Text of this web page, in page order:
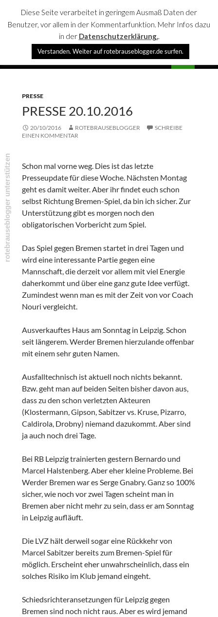
rotebrauseblogger
SPRINGE
PRESSE
PRESSE 20.10.2016
20/10/2016 ROTEBRAUSEBLOGGER
SCHREIBE
EINEN KOMMENTAR
Schon mal vorne weg. Dies ist das letzte
Presseupdate für diese Woche. Nächsten Montag
geht es damit weiter. Aber ihr findet euch schon
selbst Richtung Bremen-Spiel, da bin ich sicher. Zur
Unterstützung gibt es morgen noch den
obligatorischen Vorbericht zum Spiel.
Das Spiel gegen Bremen startet in drei Tagen und
wird eine interessante Partie gegen eine
Mannschaft, die derzeit vor allem mit viel Energie
daherkommt und über eine ganz gute Idee verfügt.
Zumindest wenn man es mit der Zeit von vor Coach
Nouri vergleicht.
Ausverkauftes Haus am Sonntag in Leipzig. Schon
seit längerem. Werder Bremen hierzulande offenbar
mit einem sehr guten Namen.
Ausfalltechnisch ist aktuell noch nichts bekannt.
Bzw. geht man auf beiden Seiten bisher davon aus,
dass zu den schon verletzten Akteuren
(Klostermann, Gipson, Sabitzer vs. Kruse, Pizarro,
Caldirola, Drobny) niemand dazukommt. Aber sind
ja auch noch drei Tage.
Bei RB Leipzig trainierten gestern Bernardo und
Marcel Halstenberg. Aber eher kleine Probleme. Bei
Werder Bremen war es Serge Gnabry. Ganz so 100%
sicher, wie noch vor zwei Tagen scheint man in
Bremen aber nicht mehr zu sein, dass er am Sonntag
in Leipzig aufläuft.
Die LVZ hält derweil sogar eine Rückkehr von
Marcel Sabitzer bereits zum Bremen-Spiel für
möglich. Erscheint eher unwahrscheinlich, dass ein
solches Risiko im Klub jemand eingeht.
Schiedsrichteransetzungen für Leipzig gegen
Bremen sind noch nicht raus. Aber es wird jemand
Diese Seite verarbeitet in geringem Ausmaß Daten der
Benutzer, vor allem in der Kommentarfunktion. Mehr Infos dazu
in der Datenschutzerklärung..
Verstanden. Weiter auf rotebrauseblogger.de surfen.
rotebrauseblogger unterstützen